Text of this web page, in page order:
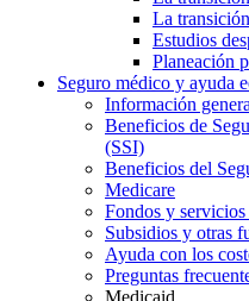
La
Estudios
Planeación
Seguro médico y ayuda
Información
Beneficios de
(SSI)
Beneficios del
Medicare
Fondos y
Subsidios y otras
Ayuda con los
Preguntas
Medicaid